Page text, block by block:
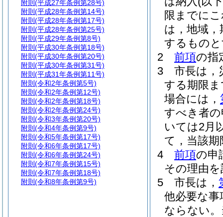
限までに
は，地域
するもの
2
前項の指
3
市長は，
する期限
場合には，
すべき者
いては2月
て，当該
4
前項の申
その理由
5
市長は，
他必要な
ならない。
附則 (平成27年条例第28号)
附則 (平成28年条例第14号)
附則 (平成28年条例第17号)
附則 (平成28年条例第25号)
附則 (平成29年条例第8号)
附則 (平成30年条例第18号)
附則 (平成30年条例第20号)
附則 (平成30年条例第31号)
附則 (平成31年条例第11号)
附則 (令和2年条例第5号)
附則 (令和2年条例第12号)
附則 (令和2年条例第18号)
附則 (令和2年条例第24号)
附則 (令和3年条例第20号)
附則 (令和4年条例第9号)
附則 (令和5年条例第17号)
附則 (令和6年条例第17号)
附則 (令和6年条例第24号)
附則 (令和7年条例第15号)
附則 (令和7年条例第18号)
附則 (令和8年条例第9号)